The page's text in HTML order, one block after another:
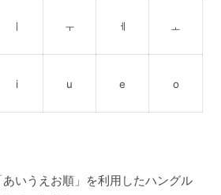
ㅣ ㅜ ㅔ ㅗ
i u e o
いうえお順」を利用したハングル